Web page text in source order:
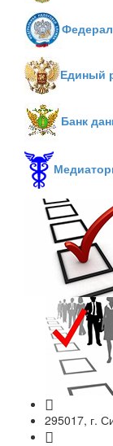
Единый
Банк
295017, г.